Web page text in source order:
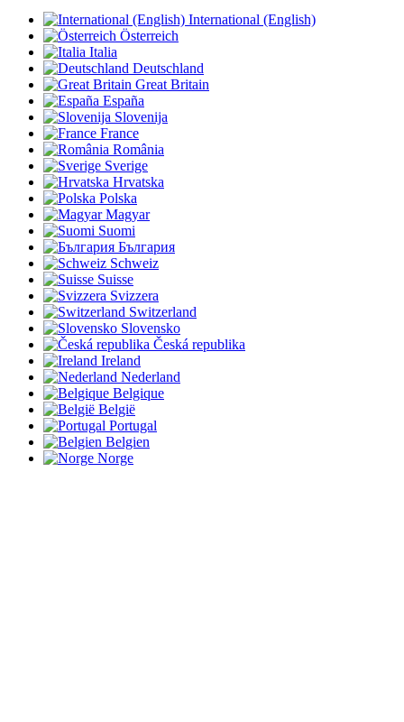
International (English)
Österreich
Italia
Deutschland
Great Britain
España
Slovenija
France
România
Sverige
Hrvatska
Polska
Magyar
Suomi
България
Schweiz
Suisse
Svizzera
Switzerland
Slovensko
Česká republika
Ireland
Nederland
Belgique
België
Portugal
Belgien
Norge